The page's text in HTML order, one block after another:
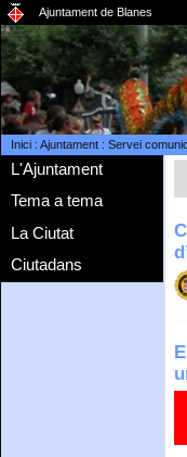
Ajuntament de Blanes
Inici: Ajuntament: Servei
L'Ajuntament
Tema a tema
La Ciutat
Ciutadans